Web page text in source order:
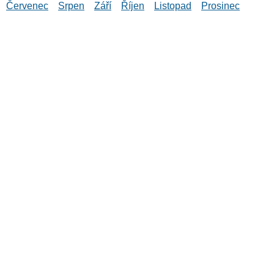
Červenec
Srpen Září Říjen Listopad Prosinec